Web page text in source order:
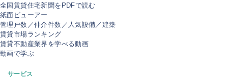
全国賃貸住宅新聞をPDFで読む
紙面ビューアー
管理戸数／仲介件数／人気設備／建築
賃貸市場ランキング
賃貸不動産業界を学べる動画
動画で学ぶ
サービス